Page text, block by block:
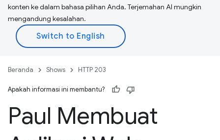
konten ke dalam bahasa pilihan Anda. Terjemahan AI mungkin
mengandung kesalahan.
Beranda Shows HTTP 203
Apakah informasi ini membantu?
Paul Membuat